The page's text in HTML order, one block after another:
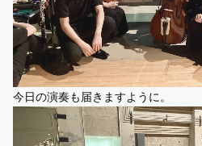
今日の演奏も届きますように。